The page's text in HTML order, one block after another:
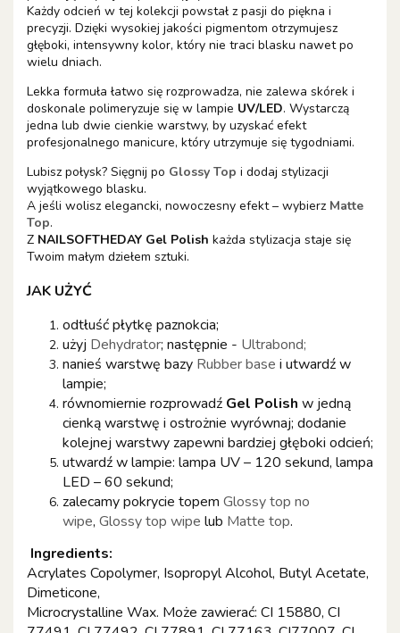
Każdy odcień w tej kolekcji powstał z pasji do piękna i
precyzji. Dzięki wysokiej jakości pigmentom otrzymujesz
głęboki, intensywny kolor, który nie traci blasku nawet po
wielu dniach.
Lekka formuła łatwo się rozprowadza, nie zalewa skórek i
doskonale polimeryzuje się w lampie UV/LED. Wystarczą
jedna lub dwie cienkie warstwy, by uzyskać efekt
profesjonalnego manicure, który utrzymuje się tygodniami.
Lubisz połysk? Sięgnij po Glossy Top i dodaj stylizacji
wyjątkowego blasku.
A jeśli wolisz elegancki, nowoczesny efekt – wybierz Matte
Top.
Z NAILSOFTHEDAY Gel Polish każda stylizacja staje się
Twoim małym dziełem sztuki.
JAK UŻYĆ
odtłuść płytkę paznokcia;
użyj Dehydrator; następnie - Ultrabond;
nanieś warstwę bazy Rubber base i utwardź w
lampie;
równomiernie rozprowadź Gel Polish w jedną
cienką warstwę i ostrożnie wyrównaj; dodanie
kolejnej warstwy zapewni bardziej głęboki odcień;
utwardź w lampie: lampa UV – 120 sekund, lampa
LED – 60 sekund;
zalecamy pokrycie topem Glossy top no
wipe, Glossy top wipe lub Matte top.
Ingredients:
Acrylates Copolymer, Isopropyl Alcohol, Butyl Acetate,
Dimeticone,
Microcrystalline Wax. Może zawierać: CI 15880, CI